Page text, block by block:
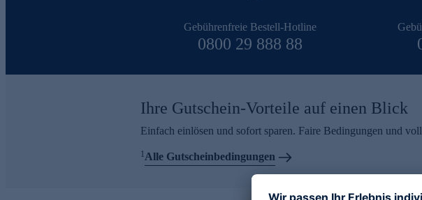
Gebührenfreie Bestell-Hotline
0800 29 888 88
Ihre Gutschein-Vorteile auf einen Blick
Einfach einlösen und sofort sparen. Faire Bedingungen und
1Alle Gutscheinbedingungen